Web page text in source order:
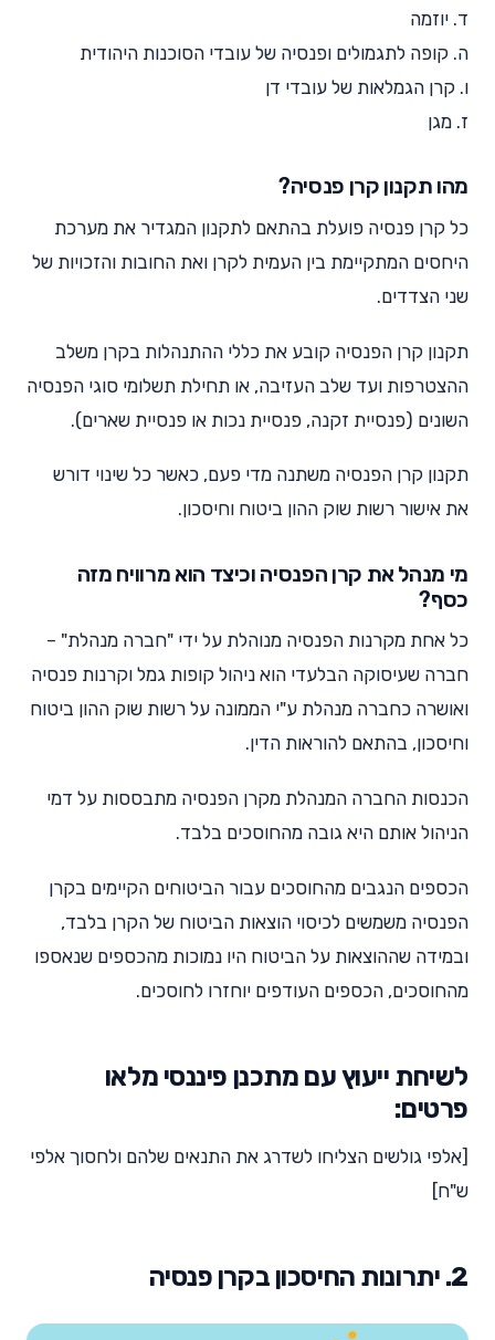
ד. יוזמה
ה. קופה לתגמולים ופנסיה של עובדי הסוכנות היהודית
ו. קרן הגמלאות של עובדי דן
ז. מגן
מהו תקנון קרן פנסיה?
כל קרן פנסיה פועלת בהתאם לתקנון המגדיר את מערכת
היחסים המתקיימת בין העמית לקרן ואת החובות והזכויות של
שני הצדדים.
תקנון קרן הפנסיה קובע את כללי ההתנהלות בקרן משלב
ההצטרפות ועד שלב העזיבה, או תחילת תשלומי סוגי הפנסיה
השונים (פנסיית זקנה, פנסיית נכות או פנסיית שארים).
תקנון קרן הפנסיה משתנה מדי פעם, כאשר כל שינוי דורש
את אישור רשות שוק ההון ביטוח וחיסכון.
מי מנהל את קרן הפנסיה וכיצד הוא מרוויח מזה
כסף?
כל אחת מקרנות הפנסיה מנוהלת על ידי "חברה מנהלת" –
חברה שעיסוקה הבלעדי הוא ניהול קופות גמל וקרנות פנסיה
ואושרה כחברה מנהלת ע"י הממונה על רשות שוק ההון ביטוח
וחיסכון, בהתאם להוראות הדין.
הכנסות החברה המנהלת מקרן הפנסיה מתבססות על דמי
הניהול אותם היא גובה מהחוסכים בלבד.
הכספים הנגבים מהחוסכים עבור הביטוחים הקיימים בקרן
הפנסיה משמשים לכיסוי הוצאות הביטוח של הקרן בלבד,
ובמידה שההוצאות על הביטוח היו נמוכות מהכספים שנאספו
מהחוסכים, הכספים העודפים יוחזרו לחוסכים.
לשיחת ייעוץ עם מתכנן פיננסי מלאו
פרטים:
[אלפי גולשים הצליחו לשדרג את התנאים שלהם ולחסוך אלפי
ש"ח]
2. יתרונות החיסכון בקרן פנסיה